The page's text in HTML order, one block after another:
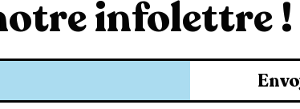
infolettre !